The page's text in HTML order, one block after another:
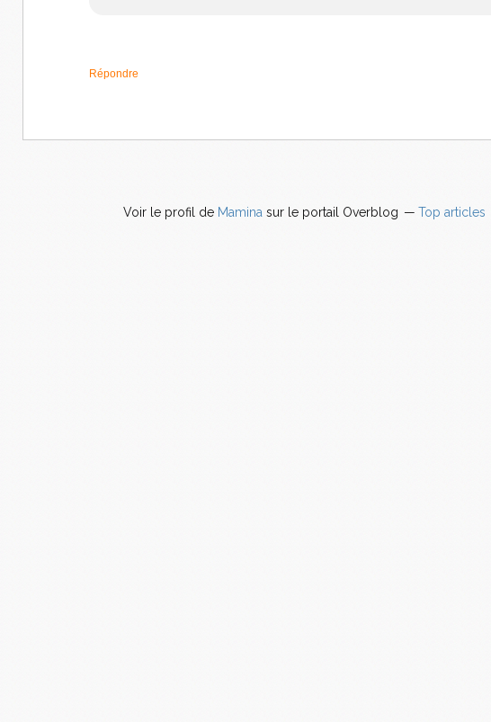
Répondre
Voir le profil de Mamina sur le portail Overblog Top articles